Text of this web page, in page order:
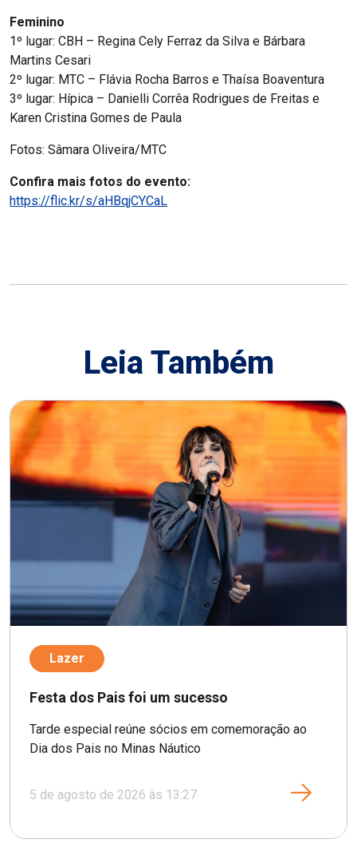
Feminino
1º lugar: CBH – Regina Cely Ferraz da Silva e Bárbara
Martins Cesari
2º lugar: MTC – Flávia Rocha Barros e Thaísa Boaventura
3º lugar: Hípica – Danielli Corrêa Rodrigues de Freitas e
Karen Cristina Gomes de Paula
Fotos: Sâmara Oliveira/MTC
Confira mais fotos do evento:
https://flic.kr/s/aHBqjCYCaL
Leia Também
Lazer
Festa dos Pais foi um sucesso
Tarde especial reúne sócios em comemoração ao
Dia dos Pais no Minas Náutico
5 de agosto de 2026 às 13:27